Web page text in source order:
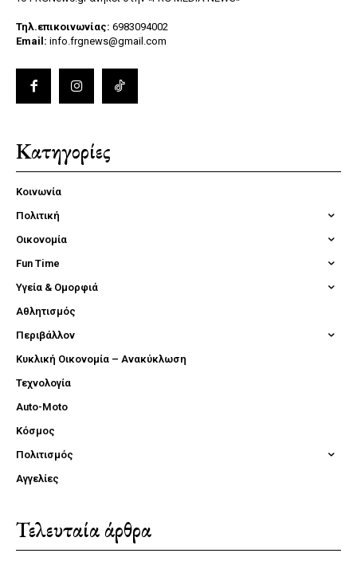
Τηλ.επικοινωνίας: 6983094002
Email: info.frgnews@gmail.com
Κατηγορίες
Κοινωνία
Πολιτική
Οικονομία
Fun Time
Υγεία & Ομορφιά
Αθλητισμός
Περιβάλλον
Κυκλική Οικονομία – Ανακύκλωση
Τεχνολογία
Auto-Moto
Κόσμος
Πολιτισμός
Αγγελίες
Τελευταία άρθρα